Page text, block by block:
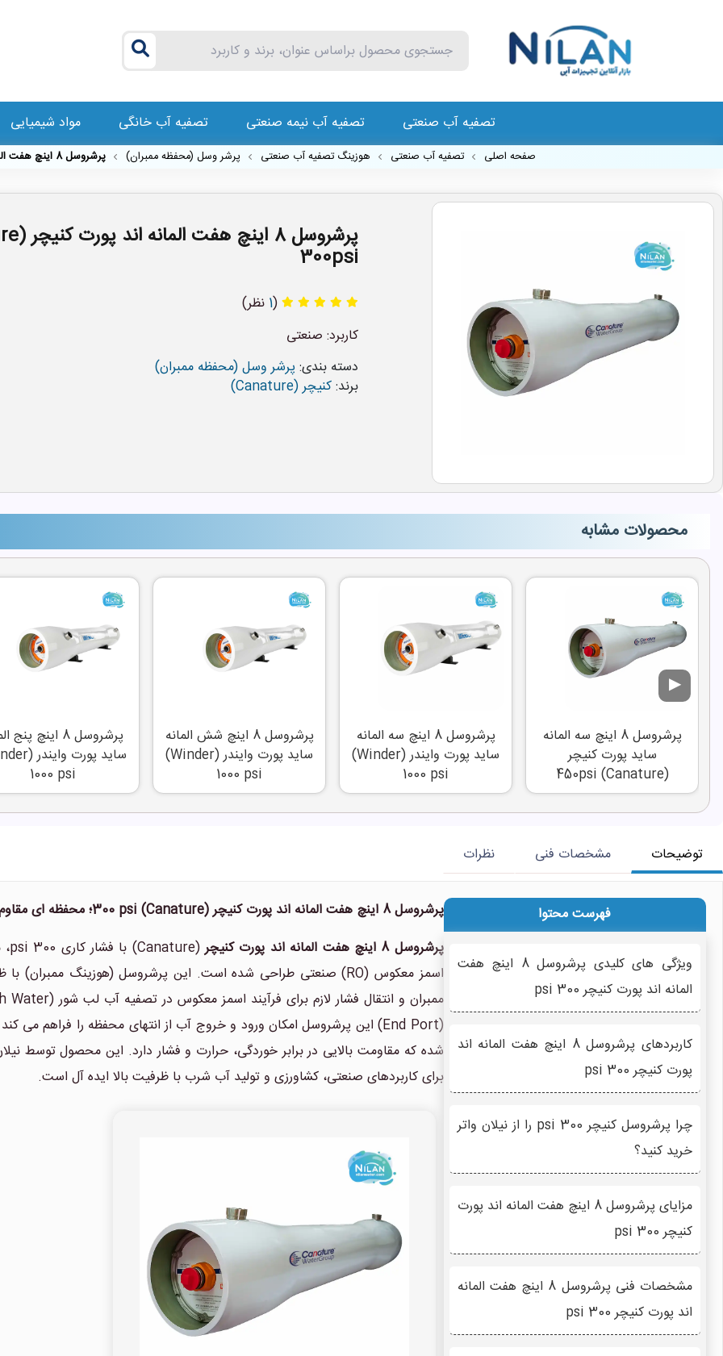
تصفیه آب صنعتی تصفیه آب نیمه صنعتی تصفیه آب خانگی مواد شیمیایی
صفحه اصلی تصفیه آب صنعتی هوزینگ تصفیه آب صنعتی پرشر وسل (محفظه ممبران) پرشروسل 8 اینچ هفت المانه اند پورت کنیچر (Canature) 300psi
300psi
(
1 نظر)
کاربرد: صنعتی
دسته بندی:پرشر وسل (محفظه ممبران)
برند:کنیچر (Canature)
محصولات مشابه
پرشروسل 8 اینچ سه المانه
ساید پورت کنیچر
(Canature) 450psi
پرشروسل 8 اینچ سه المانه
ساید پورت وایندر (Winder)
1000 psi
پرشروسل 8 اینچ شش المانه
ساید پورت وایندر (Winder)
1000 psi
پرشروسل 8 اینچ
1000 psi
▶
توضیحات مشخصات فنی نظرات
فهرست محتوا
ویژگی های کلیدی پرشروسل 8 اینچ هفت
المانه اند پورت کنیچر 300 psi
کاربردهای پرشروسل 8 اینچ هفت المانه اند
پورت کنیچر 300 psi
چرا پرشروسل کنیچر 300 psi را از نیلان واتر
خرید کنید؟
مزایای پرشروسل 8 اینچ هفت المانه اند پورت
کنیچر 300 psi
مشخصات فنی پرشروسل 8 اینچ هفت المانه
اند پورت کنیچر 300 psi
پرشروسل 8 اینچ هفت المانه اند پورت کنیچر (Canature) 300 psi؛ محفظه ای مقاوم برای سیستم های تصفیه آب صنعتی
پرشروسل 8 اینچ هفت المانه اند پورت کنیچر
(Canature) با فشار کاری 300 psi، محصولی با کیفیت از برند معتبر
اسمز معکوس (RO) صنعتی طراحی شده است. این پرشروسل (هوزینگ ممبران) با ظرفیت نگهداری هفت
شده که مقاومت بالایی در برابر خوردگی، حرارت و فشار دارد. این محصول
برای کاربردهای صنعتی، کشاورزی و تولید آب شرب با ظرفیت بالا ایده آل است.